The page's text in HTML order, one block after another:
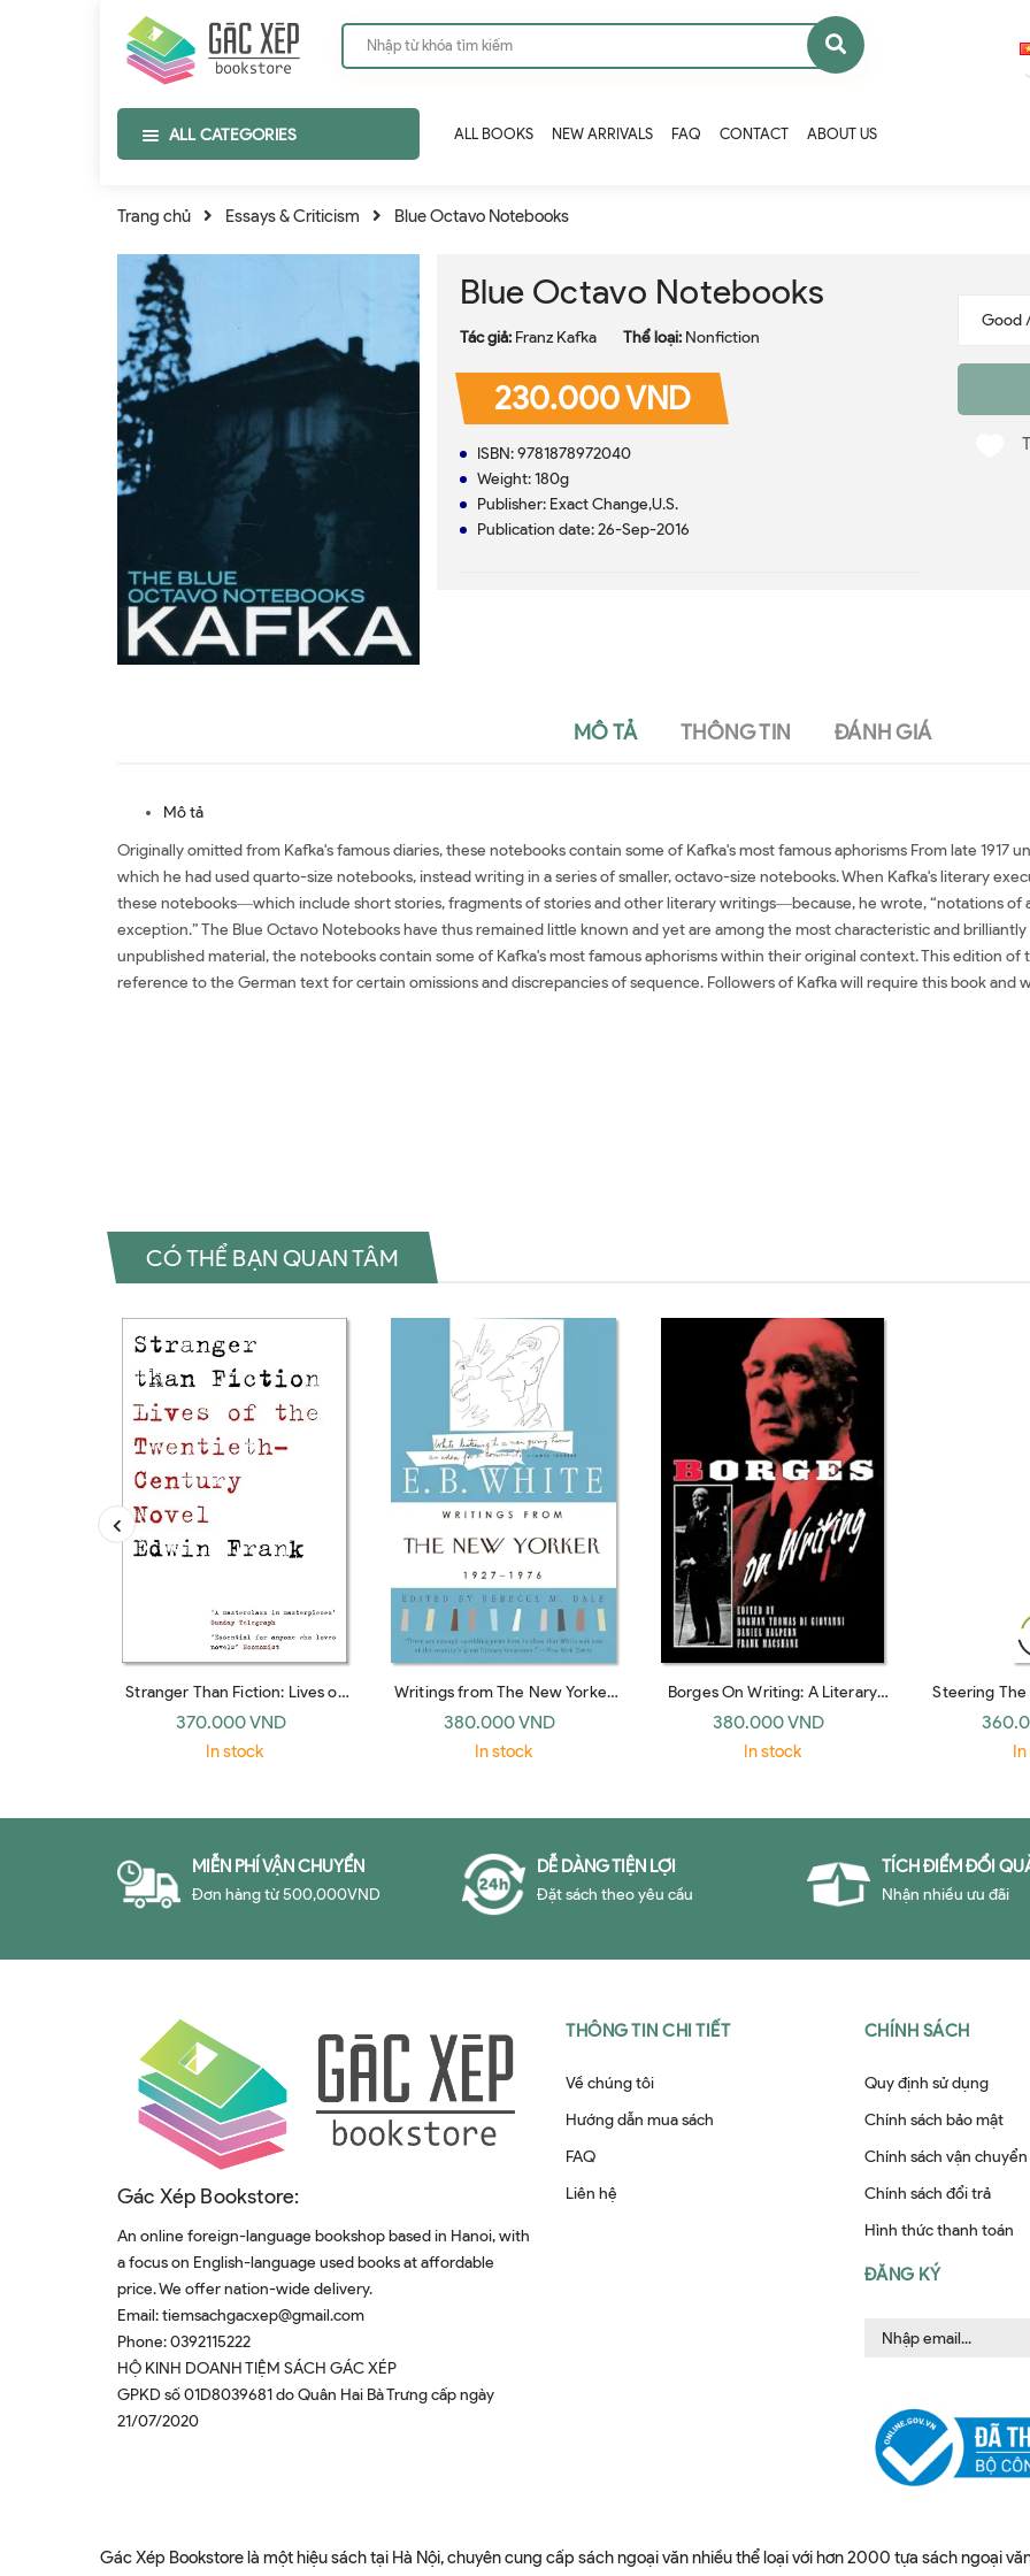
ALL CATEGORIES ALL BOOKS NEW ARRIVALS FAQ CONTACT ABOUT US
Trang chủ Essays & Criticism Blue Octavo Notebooks
Blue Octavo Notebooks
Tác giả: Franz Kafka Thể loại: Nonfiction
230.000 VND
ISBN: 9781878972040
Weight: 180g
Publisher: Exact Change,U.S.
Publication date: 26-Sep-2016
MÔ TẢ THÔNG TIN ĐÁNH GIÁ
Mô tả
Originally omitted from Kafka's famous diaries, these notebooks contain some of Kafka's most famous aphorisms From late 1917
which he had used quarto-size notebooks, instead writing in a series of smaller, octavo-size notebooks. When Kafka's literary
these notebooks―which include short stories, fragments of stories and other literary writings―because, he wrote, “notations of
exception.” The Blue Octavo Notebooks have thus remained little known and yet are among the most characteristic and
unpublished material, the notebooks contain some of Kafka's most famous aphorisms within their original context. This edition
reference to the German text for certain omissions and discrepancies of sequence. Followers of Kafka will require this book and
CÓ THỂ BẠN QUAN TÂM
Stranger Than Fiction: Lives of
the Twentieth-Century Novel
(Vintage)
370.000 VND
In stock
Writings from The New Yorker
1927-1976: E. B. White
380.000 VND
In stock
Borges On Writing: A Literary
Master's Columbia Seminars on
Prose, Poetry, and the Art of
380.000 VND
In stock
Steering
First-
the
MIỄN PHÍ VẬN CHUYỂN
Đơn hàng từ 500,000VND
DỄ DÀNG TIỆN LỢI
Đặt sách theo yêu cầu
TÍCH ĐIỂM ĐỔI
Nhận nhiều ưu đãi
Gác Xép Bookstore:
An online foreign-language bookshop based in Hanoi, with
a focus on English-language used books at affordable
price. We offer nation-wide delivery.
Email:tiemsachgacxep@gmail.com
Phone:0392115222
HỘ KINH DOANH TIỆM SÁCH GÁC XÉP
GPKD số 01D8039681 do Quân Hai Bà Trưng cấp ngày
21/07/2020
THÔNG TIN CHI TIẾT
Về chúng tôi
Hướng dẫn mua sách
FAQ
Liên hệ
CHÍNH SÁCH
Quy định sử dụng
Chính sách bảo mật
Chính sách vận chuyển
Chính sách đổi trả
Hình thức thanh toán
ĐĂNG KÝ
Gác Xép Bookstore là một hiệu sách tại Hà Nội, chuyên cung cấp sách ngoại văn nhiều thể loại với hơn 2000 tựa sách ngoại